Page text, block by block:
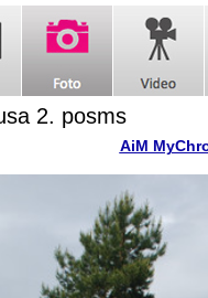
2. posms
AiM